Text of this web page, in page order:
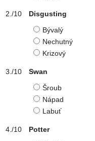
Disgusting
Bývalý
Nechutný
Krizový
Swan
Šroub
Nápad
Labuť
Potter